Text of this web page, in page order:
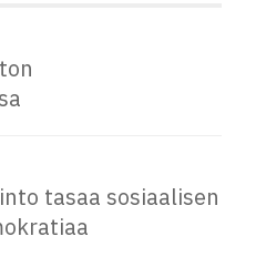
tasaa sosiaalisen